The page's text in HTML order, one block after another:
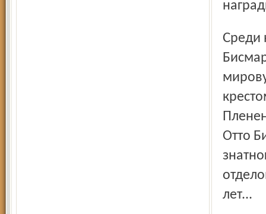
Среди них была особая фигура. Полковник вермахта фон
Отто
лет...